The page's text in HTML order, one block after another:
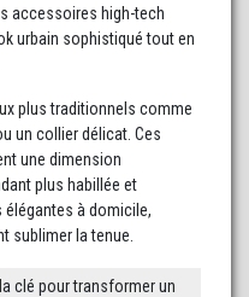
accessoires high-tech
urbain sophistiqué tout en
plus traditionnels comme
un collier délicat. Ces
une dimension
plus habillée et
élégantes à domicile,
sublimer la tenue.
clé pour transformer un